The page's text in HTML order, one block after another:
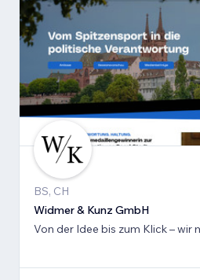
BS, CH
Widmer & Kunz GmbH
Von der Idee bis zum Klick – wir